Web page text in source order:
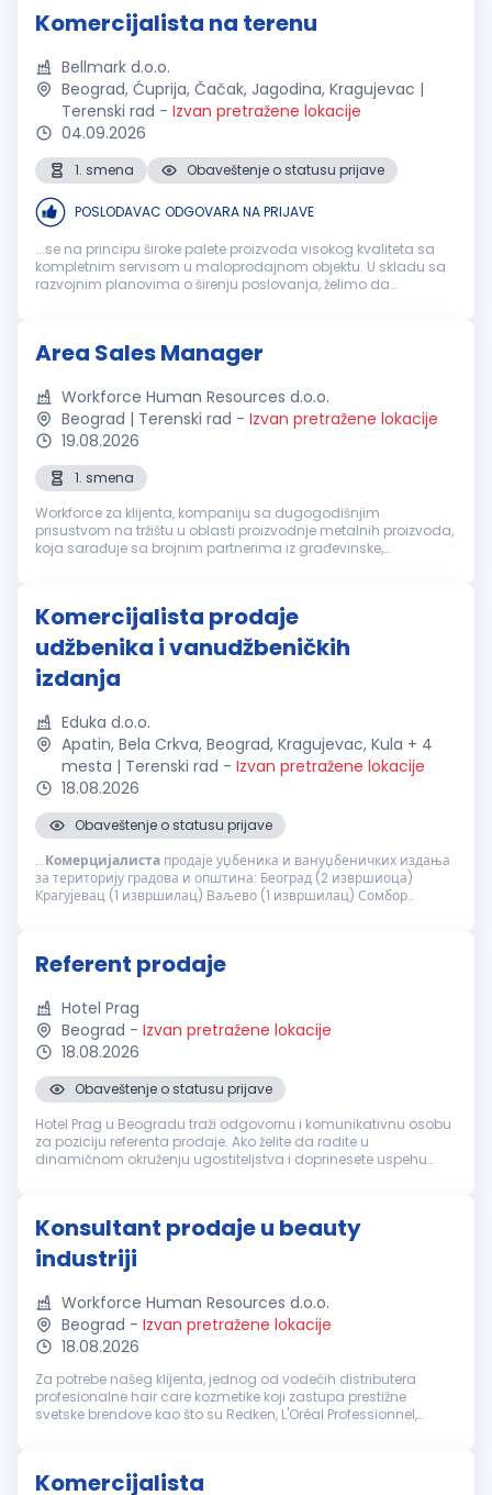
Komercijalista na terenu
Bellmark d.o.o.
Beograd, Ćuprija, Čačak, Jagodina, Kragujevac |
Terenski rad - Izvan pretražene lokacije
04.09.2026
1. smena Obaveštenje o statusu prijave
POSLODAVAC ODGOVARA NA PRIJAVE
...se na principu široke palete proizvoda visokog kvaliteta sa
kompletnim servisom u maloprodajnom objektu. U skladu sa
razvojnim planovima o širenju poslovanja, želimo da
Area Sales Manager
Workforce Human Resources d.o.o.
Beograd | Terenski rad - Izvan pretražene lokacije
19.08.2026
1. smena
Workforce za klijenta, kompaniju sa dugogodišnjim
prisustvom na tržištu u oblasti proizvodnje metalnih proizvoda,
koja sarađuje sa brojnim partnerima iz građevinske,
Komercijalista prodaje
udžbenika i vanudžbeničkih
izdanja
Eduka d.o.o.
Apatin, Bela Crkva, Beograd, Kragujevac, Kula + 4
mesta | Terenski rad - Izvan pretražene lokacije
18.08.2026
Obaveštenje o statusu prijave
...Комерцијалиста продаје уџбеника и вануџбеничких издања
за територију градова и општина: Београд (2 извршиоца)
Крагујевац (1 извршилац) Ваљево (1 извршилац) Сомбор
Referent prodaje
Hotel Prag
Beograd - Izvan pretražene lokacije
18.08.2026
Obaveštenje o statusu prijave
Hotel Prag u Beogradu traži odgovornu i komunikativnu osobu
za poziciju referenta prodaje. Ako želite da radite u
dinamičnom okruženju ugostiteljstva i doprinesete uspehu
Konsultant prodaje u beauty
industriji
Workforce Human Resources d.o.o.
Beograd - Izvan pretražene lokacije
18.08.2026
Za potrebe našeg klijenta, jednog od vodećih distributera
profesionalne hair care kozmetike koji zastupa prestižne
svetske brendove kao što su Redken, L'Oréal Professionnel,
Komercijalista